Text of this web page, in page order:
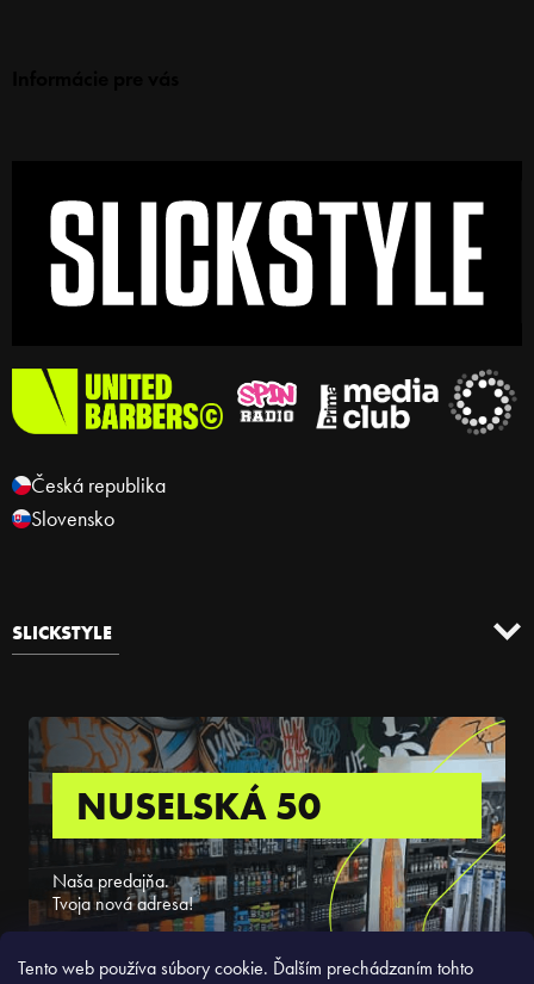
Tento web používa súbory cookie. Ďalším prechádzaním tohto
Česká republika
Slovensko
SLICKSTYLE
NUSELSKÁ 50
Naša predajňa.
Tvoja nová adresa!